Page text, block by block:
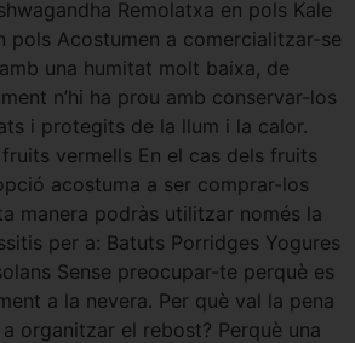
Remolatxa en pols Kale
pols Acostumen a comercialitzar-se
una humitat molt baixa, de
n’hi ha prou amb conservar-los
i protegits de la llum i la calor.
vermells En el cas dels fruits
acostuma a ser comprar-los
manera podràs utilitzar només la
per a: Batuts Porridges Yogures
Sense preocupar-te perquè es
a la nevera. Per què val la pena
organitzar el rebost? Perquè una